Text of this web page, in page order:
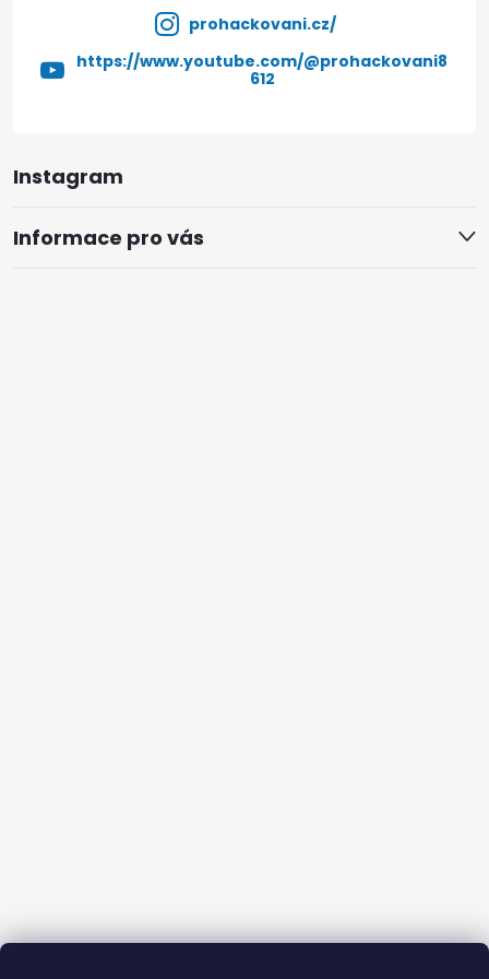
Instagram
Informace pro vás
prohackovani.cz/
https://www.youtube.com/@prohackovani8
612